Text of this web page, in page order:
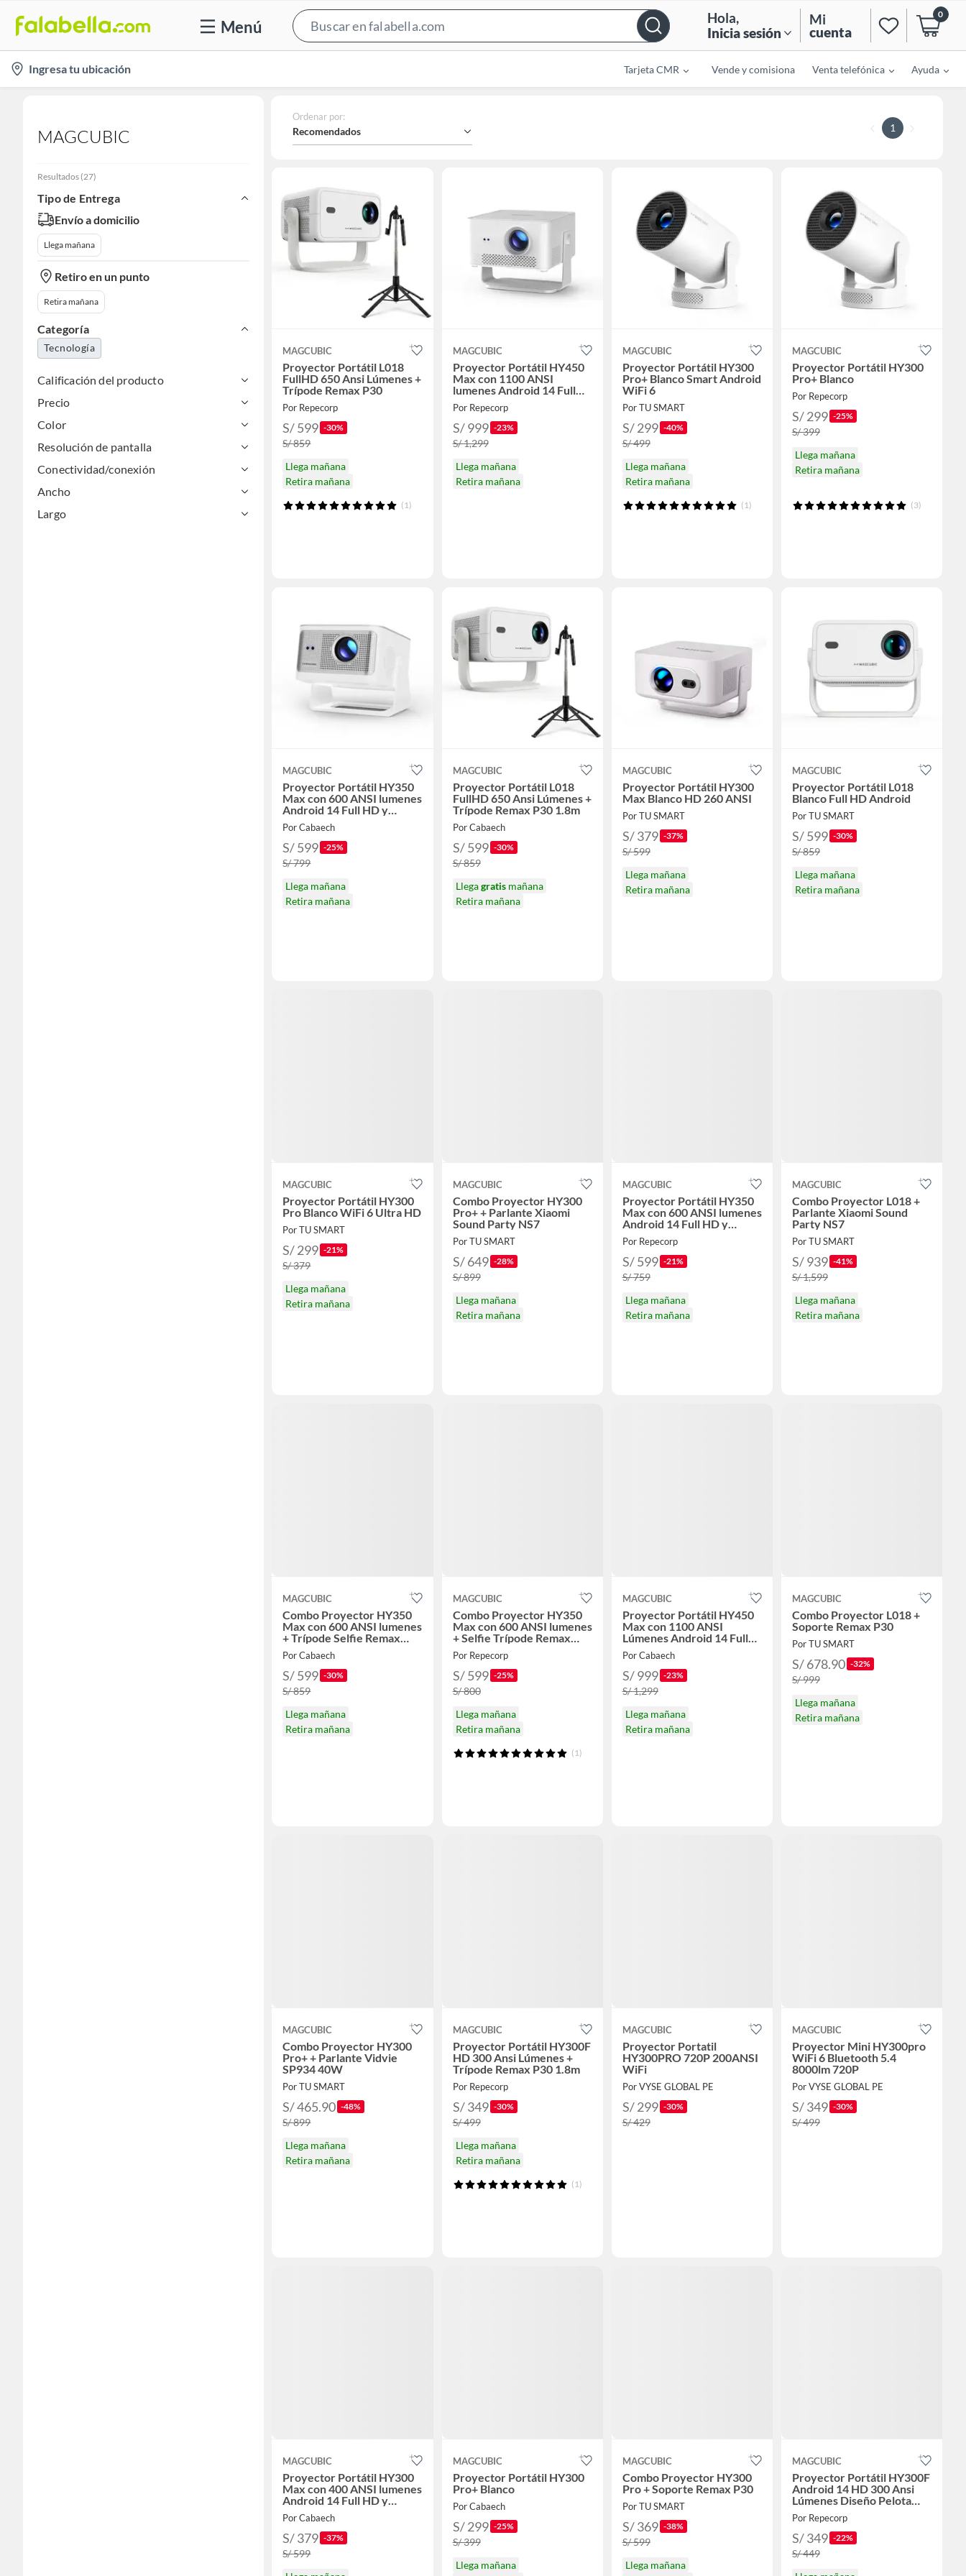
Menú
Bar
Hola,
Inicia sesión
Mi
cuenta
0
location-
icon
Ingresa tu ubicación Tarjeta CMR Vende y comisiona Venta telefónica Ayuda
MAGCUBIC
Resultados (27)
Tipo de Entrega
Envío a domicilio
Llega mañana
Retiro en un punto
Retira mañana
Categoría
Tecnología
Calificación del producto
Precio
Color
Resolución de pantalla
Conectividad/conexión
Ancho
Largo
Ordenar por:
Recomendados 1
MAGCUBIC
Proyector Portátil L018
FullHD 650 Ansi Lúmenes +
Trípode Remax P30
Por Repecorp
S/ 599 -30%
S/ 859
Llega mañana
Retira mañana
(1)
MAGCUBIC
Proyector Portátil HY450
Max con 1100 ANSI
lumenes Android 14 Full
HD y Enfoque Automático
Por Repecorp
S/ 999 -23%
S/ 1,299
Llega mañana
Retira mañana
MAGCUBIC
Proyector Portátil HY300
Pro+ Blanco Smart Android
WiFi 6
Por TU SMART
S/ 299 -40%
S/ 499
Llega mañana
Retira mañana
(1)
MAGCUBIC
Proyector Portátil HY300
Pro+ Blanco
Por Repecorp
S/ 299 -25%
S/ 399
Llega mañana
Retira mañana
(3)
MAGCUBIC
Proyector Portátil HY350
Max con 600 ANSI lumenes
Android 14 Full HD y
Enfoque Automático
Por Cabaech
S/ 599 -25%
S/ 799
Llega mañana
Retira mañana
MAGCUBIC
Proyector Portátil L018
FullHD 650 Ansi Lúmenes +
Trípode Remax P30 1.8m
Por Cabaech
S/ 599 -30%
S/ 859
Llegagratismañana
Retira mañana
MAGCUBIC
Proyector Portátil HY300
Max Blanco HD 260 ANSI
Por TU SMART
S/ 379 -37%
S/ 599
Llega mañana
Retira mañana
MAGCUBIC
Proyector Portátil L018
Blanco Full HD Android
Por TU SMART
S/ 599 -30%
S/ 859
Llega mañana
Retira mañana
MAGCUBIC
Proyector Portátil HY300
Pro Blanco WiFi 6 Ultra HD
Por TU SMART
S/ 299 -21%
S/ 379
Llega mañana
Retira mañana
MAGCUBIC
Combo Proyector HY300
Pro+ + Parlante Xiaomi
Sound Party NS7
Por TU SMART
S/ 649 -28%
S/ 899
Llega mañana
Retira mañana
MAGCUBIC
Proyector Portátil HY350
Max con 600 ANSI lumenes
Android 14 Full HD y
Enfoque Automático
Por Repecorp
S/ 599 -21%
S/ 759
Llega mañana
Retira mañana
MAGCUBIC
Combo Proyector L018 +
Parlante Xiaomi Sound
Party NS7
Por TU SMART
S/ 939 -41%
S/ 1,599
Llega mañana
Retira mañana
MAGCUBIC
Combo Proyector HY350
Max con 600 ANSI lumenes
+ Trípode Selfie Remax
P30
Por Cabaech
S/ 599 -30%
S/ 859
Llega mañana
Retira mañana
MAGCUBIC
Combo Proyector HY350
Max con 600 ANSI lumenes
+ Selfie Trípode Remax
P30
Por Repecorp
S/ 599 -25%
S/ 800
Llega mañana
Retira mañana
(1)
MAGCUBIC
Proyector Portátil HY450
Max con 1100 ANSI
Lúmenes Android 14 Full
HD y Enfoque Automático
Por Cabaech
S/ 999 -23%
S/ 1,299
Llega mañana
Retira mañana
MAGCUBIC
Combo Proyector L018 +
Soporte Remax P30
Por TU SMART
S/ 678.90 -32%
S/ 999
Llega mañana
Retira mañana
MAGCUBIC
Combo Proyector HY300
Pro+ + Parlante Vidvie
SP934 40W
Por TU SMART
S/ 465.90 -48%
S/ 899
Llega mañana
Retira mañana
MAGCUBIC
Proyector Portátil HY300F
HD 300 Ansi Lúmenes +
Trípode Remax P30 1.8m
Por Repecorp
S/ 349 -30%
S/ 499
Llega mañana
Retira mañana
(1)
MAGCUBIC
Proyector Portatil
HY300PRO 720P 200ANSI
WiFi
Por VYSE GLOBAL PE
S/ 299 -30%
S/ 429
MAGCUBIC
Proyector Mini HY300pro
WiFi 6 Bluetooth 5.4
8000lm 720P
Por VYSE GLOBAL PE
S/ 349 -30%
S/ 499
MAGCUBIC
Proyector Portátil HY300
Max con 400 ANSI lumenes
Android 14 Full HD y
Enfoque Automático
Por Cabaech
S/ 379 -37%
S/ 599
MAGCUBIC
Proyector Portátil HY300
Pro+ Blanco
Por Cabaech
S/ 299 -25%
S/ 399
Llega mañana
MAGCUBIC
Combo Proyector HY300
Pro + Soporte Remax P30
Por TU SMART
S/ 369 -38%
S/ 599
Llega mañana
MAGCUBIC
Proyector Portátil HY300F
Android 14 HD 300 Ansi
Lúmenes Diseño Pelota
Futbol
Por Repecorp
S/ 349 -22%
S/ 449